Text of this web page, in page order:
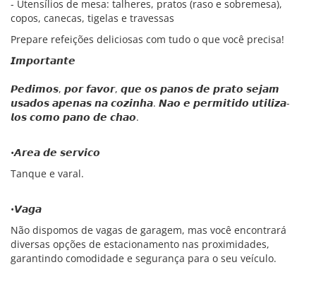
- Utensílios de mesa: talheres, pratos (raso e sobremesa),
copos, canecas, tigelas e travessas
Prepare refeições deliciosas com tudo o que você precisa!
𝙄𝙢𝙥𝙤𝙧𝙩𝙖𝙣𝙩𝙚
𝙋𝙚𝙙𝙞𝙢𝙤𝙨, 𝙥𝙤𝙧 𝙛𝙖𝙫𝙤𝙧, 𝙦𝙪𝙚 𝙤𝙨 𝙥𝙖𝙣𝙤𝙨 𝙙𝙚 𝙥𝙧𝙖𝙩𝙤 𝙨𝙚𝙟𝙖𝙢
𝙪𝙨𝙖𝙙𝙤𝙨 𝙖𝙥𝙚𝙣𝙖𝙨 𝙣𝙖 𝙘𝙤𝙯𝙞𝙣𝙝𝙖. 𝙉𝙖𝙤 𝙚 𝙥𝙚𝙧𝙢𝙞𝙩𝙞𝙙𝙤 𝙪𝙩𝙞𝙡𝙞𝙯𝙖-
𝙡𝙤𝙨 𝙘𝙤𝙢𝙤 𝙥𝙖𝙣𝙤 𝙙𝙚 𝙘𝙝𝙖𝙤.
•𝘼𝙧𝙚𝙖 𝙙𝙚 𝙨𝙚𝙧𝙫𝙞𝙘𝙤
Tanque e varal.
•𝙑𝙖𝙜𝙖
Não dispomos de vagas de garagem, mas você encontrará
diversas opções de estacionamento nas proximidades,
garantindo comodidade e segurança para o seu veículo.